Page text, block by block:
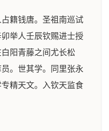
籍钱唐。圣祖南巡试
举人壬辰钦赐进士授
阳青藤之间尤长松
。世其学。同里张永
精天文。入钦天监食